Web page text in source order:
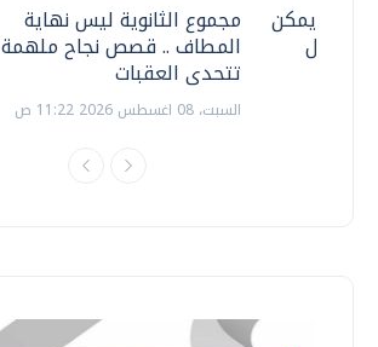
مجموع الثانوية ليس نهاية
المطاف .. قصص نجاح ملهمة
تتحدى العقبات
السبت، 08 اغسطس 2026 11:22 ص
.. هل يمكن
نتعامل